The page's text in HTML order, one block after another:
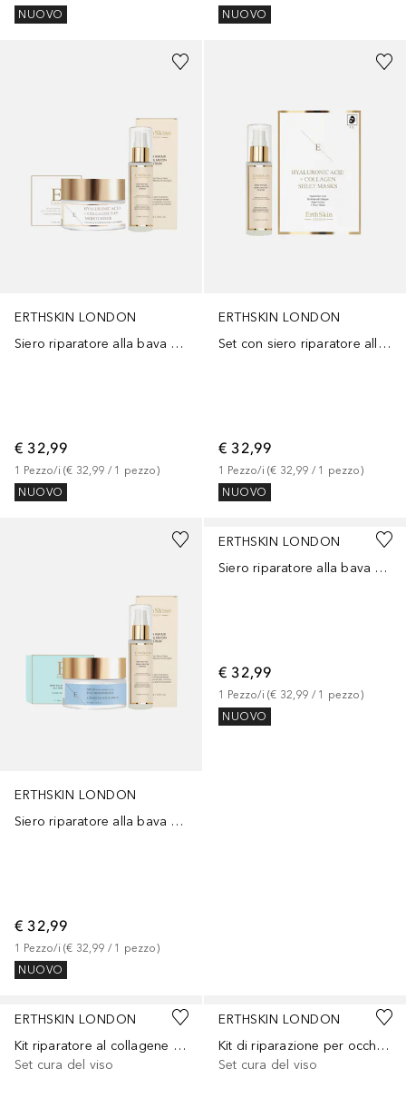
NUOVO
NUOVO
ERTHSKIN LONDON
Siero riparatore alla bava di lumaca + crema giorno al collagene
€ 32,99
1 Pezzo/i (€ 32,99 / 1 pezzo)
NUOVO
ERTHSKIN LONDON
Set con siero riparatore alla bava di lumaca e maschera al collagene
€ 32,99
1 Pezzo/i (€ 32,99 / 1 pezzo)
NUOVO
ERTHSKIN LONDON
Siero riparatore alla bava di lumaca + crema giorno SPF 30
€ 32,99
1 Pezzo/i (€ 32,99 / 1 pezzo)
NUOVO
ERTHSKIN LONDON
Siero riparatore alla bava di lumaca + crema giorno al collagene con SPF 50
€ 32,99
1 Pezzo/i (€ 32,99 / 1 pezzo)
NUOVO
ERTHSKIN LONDON
Kit riparatore al collagene giorno e notte
Set cura del viso
ERTHSKIN LONDON
Kit di riparazione per occhi e notte marini
Set cura del viso